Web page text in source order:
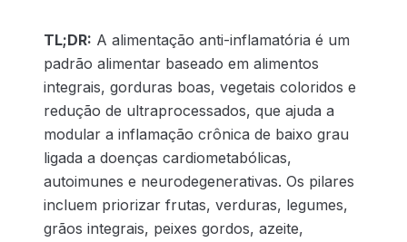
TL;DR: A alimentação anti-inflamatória é um
padrão alimentar baseado em alimentos
integrais, gorduras boas, vegetais coloridos e
redução de ultraprocessados, que ajuda a
modular a inflamação crônica de baixo grau
ligada a doenças cardiometabólicas,
autoimunes e neurodegenerativas. Os pilares
incluem priorizar frutas, verduras, legumes,
grãos integrais, peixes gordos, azeite,